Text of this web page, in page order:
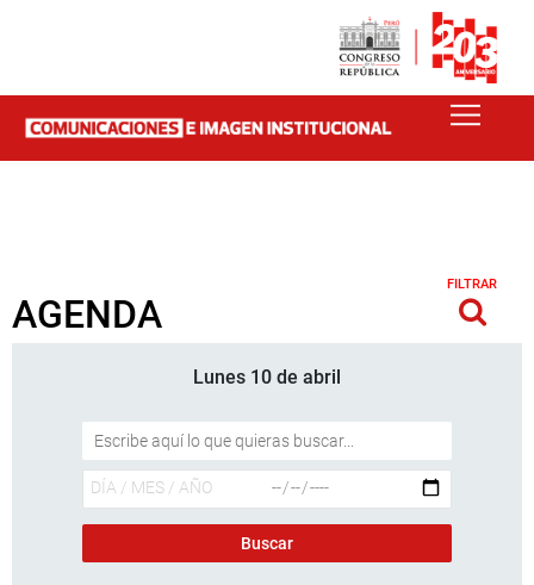
AGENDA
FILTRAR
Lunes 10 de abril